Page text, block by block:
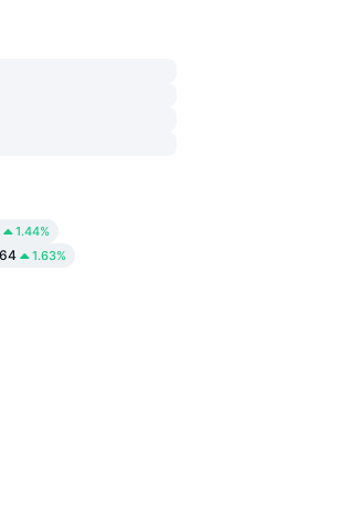
1.44%
1.63%